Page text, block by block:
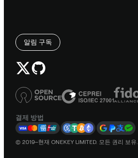
알림 구독
결제 방법
© 2019–현재 ONEKEY LIMITED. 모든 권리 보유.